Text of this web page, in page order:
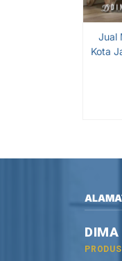
Jual
Kota
DIMA